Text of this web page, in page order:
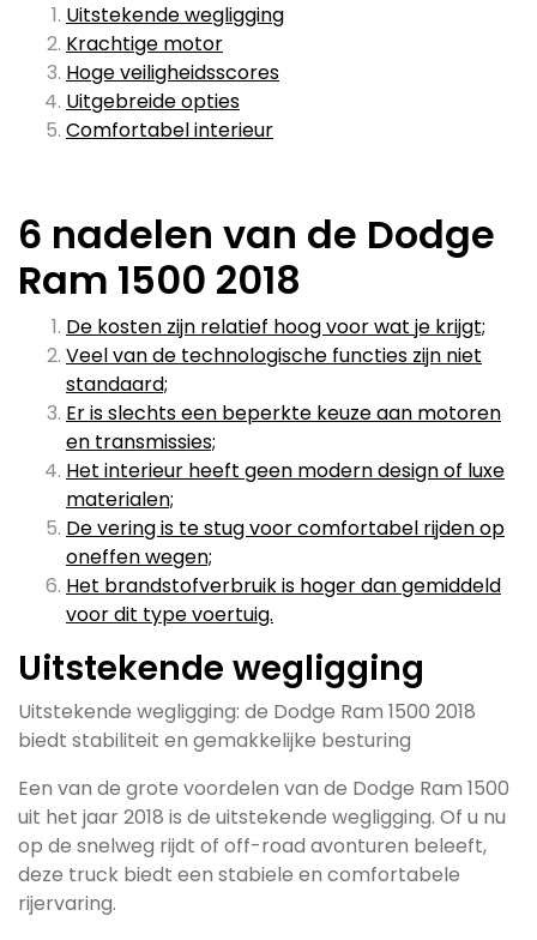
Uitstekende wegligging
Krachtige motor
Hoge veiligheidsscores
Uitgebreide opties
Comfortabel interieur
6 nadelen van de Dodge
Ram 1500 2018
De kosten zijn relatief hoog voor wat je krijgt;
Veel van de technologische functies zijn niet
standaard;
Er is slechts een beperkte keuze aan motoren
en transmissies;
Het interieur heeft geen modern design of luxe
materialen;
De vering is te stug voor comfortabel rijden op
oneffen wegen;
Het brandstofverbruik is hoger dan gemiddeld
voor dit type voertuig.
Uitstekende wegligging
Uitstekende wegligging: de Dodge Ram 1500 2018
biedt stabiliteit en gemakkelijke besturing
Een van de grote voordelen van de Dodge Ram 1500
uit het jaar 2018 is de uitstekende wegligging. Of u nu
op de snelweg rijdt of off-road avonturen beleeft,
deze truck biedt een stabiele en comfortabele
rijervaring.